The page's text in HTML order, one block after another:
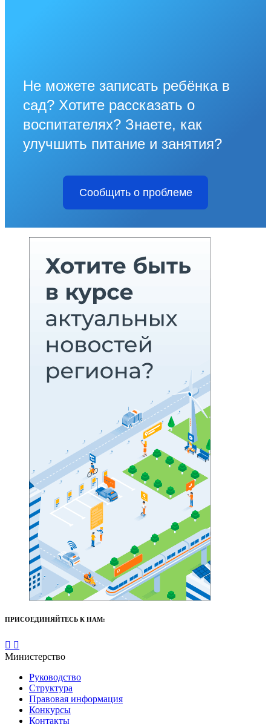
Не можете записать ребёнка в
сад? Хотите рассказать о
воспитателях? Знаете, как
улучшить питание и занятия?
Сообщить о проблеме
ПРИСОЕДИНЯЙТЕСЬ К НАМ:
Министерство
Руководство
Структура
Правовая информация
Конкурсы
Контакты